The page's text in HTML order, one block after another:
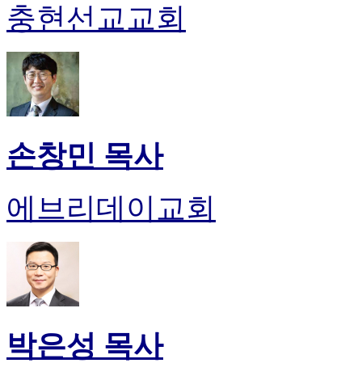
충현선교교회
손창민 목사
에브리데이교회
박은성 목사